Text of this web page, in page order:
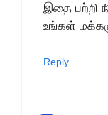
இதை பற்றி
உங்கள்
Reply